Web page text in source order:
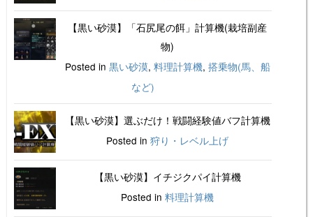
【黒い砂漠】「石尻尾の餌」計算機(栽培副産
物)
Posted in 黒い砂漠, 料理計算機, 搭乗物(馬、船
など)
【黒い砂漠】選ぶだけ！戦闘経験値バフ計算機
Posted in 狩り・レベル上げ
【黒い砂漠】イチジクパイ計算機
Posted in 料理計算機